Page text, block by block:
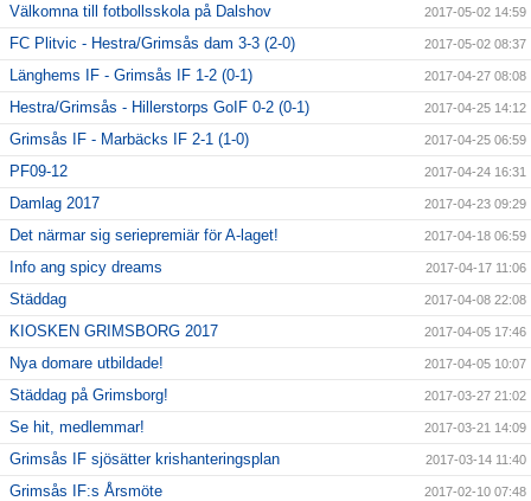
Välkomna till fotbollsskola på Dalshov 2017-05-02 14:59
FC Plitvic - Hestra/Grimsås dam 3-3 (2-0) 2017-05-02 08:37
Länghems IF - Grimsås IF 1-2 (0-1) 2017-04-27 08:08
Hestra/Grimsås - Hillerstorps GoIF 0-2 (0-1) 2017-04-25 14:12
Grimsås IF - Marbäcks IF 2-1 (1-0) 2017-04-25 06:59
PF09-12 2017-04-24 16:31
Damlag 2017 2017-04-23 09:29
Det närmar sig seriepremiär för A-laget! 2017-04-18 06:59
Info ang spicy dreams 2017-04-17 11:06
Städdag 2017-04-08 22:08
KIOSKEN GRIMSBORG 2017 2017-04-05 17:46
Nya domare utbildade! 2017-04-05 10:07
Städdag på Grimsborg! 2017-03-27 21:02
Se hit, medlemmar! 2017-03-21 14:09
Grimsås IF sjösätter krishanteringsplan 2017-03-14 11:40
Grimsås IF:s Årsmöte 2017-02-10 07:48